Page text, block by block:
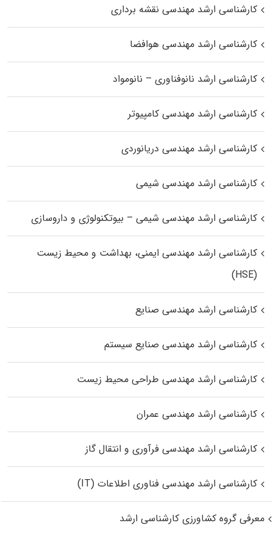
کارشناسی ارشد مهندسی نقشه برداری
کارشناسی ارشد مهندسی هوافضا
کارشناسی ارشد نانوفناوری – نانومواد
کارشناسی ارشد مهندسی کامپیوتر
کارشناسی ارشد مهندسی دریانوردی
کارشناسی ارشد مهندسی شیمی
کارشناسی ارشد مهندسی شیمی – بیوتکنولوژی و داروسازی
کارشناسی ارشد مهندسی ایمنی، بهداشت و محیط زیست
(HSE)
کارشناسی ارشد مهندسی صنایع
کارشناسی ارشد مهندسی صنایع سیستم
کارشناسی ارشد مهندسی طراحی محیط زیست
کارشناسی ارشد مهندسی عمران
کارشناسی ارشد مهندسی فرآوری و انتقال گاز
کارشناسی ارشد مهندسی فناوری اطلاعات (IT)
معرفی گروه کشاورزی کارشناسی ارشد